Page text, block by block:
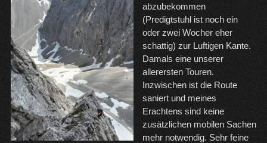
abzubekommen
(Predigtstuhl ist noch ein
oder zwei Wocher eher
schattig) zur Luftigen Kante.
Damals eine unserer
allerersten Touren.
Inzwischen ist die Route
saniert und meines
Erachtens sind keine
zusätzlichen mobilen Sachen
mehr notwendig. Sehr feine